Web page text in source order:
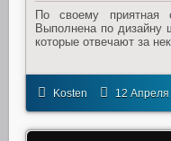
По своему приятная
Выполнена по дизайну
которые отвечают за
Kosten 12 Апреля